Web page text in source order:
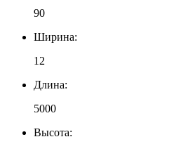
90
Ширина:
12
Длина:
5000
Высота: